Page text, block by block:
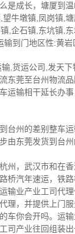
是成长，塘厦到
牛墩镇,凤岗镇,
,企石镇,东坑镇,
到门地区性:黄
,货运公司,发天
东莞至台州物流
运输相干延长办
台州的差别整车
由东莞发货到台
州，武汉市和在
桥汽年速运，铁
输业产业工司代
理，并提供上门
车你会开吗。运
司产业往回组装